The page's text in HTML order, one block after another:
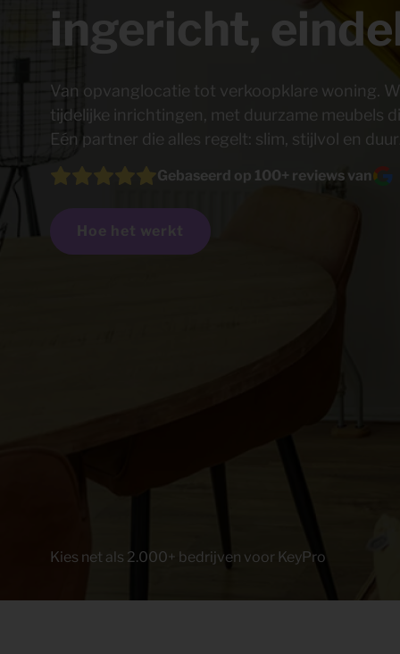
Offerte aanvragen
KeyPro
Kies net als 2.000+ bedrijven voor KeyPro
ingericht,
Van opvanglocatie tot verkoopklare woning.
tijdelijke inrichtingen, met duurzame meubels
Eén partner die alles regelt: slim, stijlvol en
Gebaseerd op 100+ reviews van
Hoe het werkt